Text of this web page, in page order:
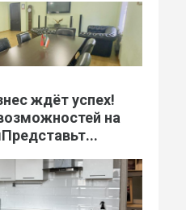
ждёт успех!
на